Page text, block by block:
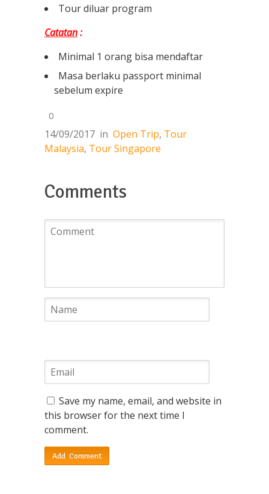
Tour diluar program
Catatan:
Minimal 1 orang bisa mendaftar
Masa berlaku passport minimal
sebelum expire
0
14/09/2017 in Open Trip, Tour
Malaysia, Tour Singapore
Comments
Save my name, email, and website in
this browser for the next time I
comment.